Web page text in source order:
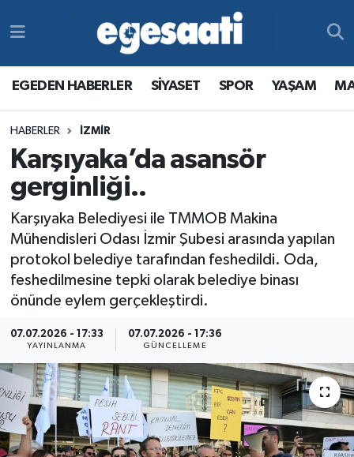
EGEDEN HABERLER SİYASET SPOR YAŞAM
HABERLER İZMİR
Karşıyaka’da asansör
gerginliği..
Karşıyaka Belediyesi ile TMMOB Makina
Mühendisleri Odası İzmir Şubesi arasında yapılan
protokol belediye tarafından feshedildi. Oda,
feshedilmesine tepki olarak belediye binası
önünde eylem gerçekleştirdi.
07.07.2026 - 17:33
YAYINLANMA
07.07.2026 - 17:36
GÜNCELLEME
MAGAZİN
RESMİ REKLAMLAR
YAŞAM
MAGAZİN
RESMİ REKLAMLAR
Egemax TV
Tüm Manşetler
Son Dakika Haberleri
Haber Arşivi